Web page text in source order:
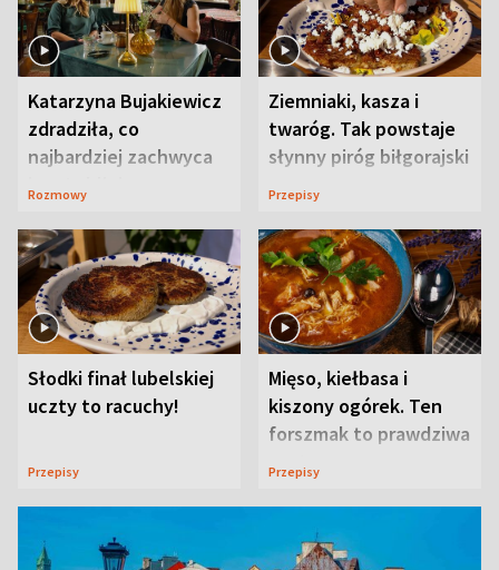
Katarzyna Bujakiewicz
zdradziła, co
najbardziej zachwyca
ją w Lublinie
Rozmowy
Ziemniaki, kasza i
twaróg. Tak powstaje
słynny piróg biłgorajski
Przepisy
Słodki finał lubelskiej
uczty to racuchy!
Przepisy
Mięso, kiełbasa i
kiszony ogórek. Ten
forszmak to prawdziwa
uczta
Przepisy